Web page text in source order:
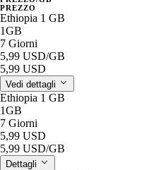
PREZZO
Ethiopia 1 GB
1GB
7 Giorni
5,99 USD/GB
5,99 USD
Vedi dettagli
Ethiopia 1 GB
1GB
7 Giorni
5,99 USD
5,99 USD/GB
Dettagli